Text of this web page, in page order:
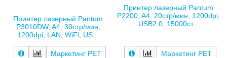
Принтер лазерный Pantum
P3010DW, A4, 30стр/мин,
1200dpi, LAN, WiFi, US...
Маркетинг РЕТ
Принтер лазерный Pantum
P2200, A4, 20стр/мин, 1200dpi,
USB2.0, 15000ст...
Маркетинг РЕТ